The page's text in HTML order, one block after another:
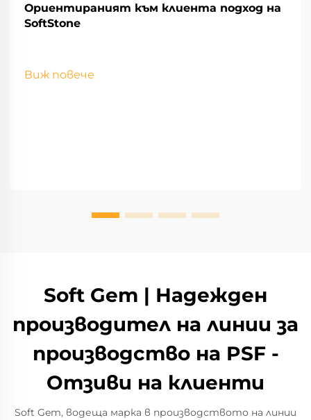
Ориентираният към клиента подход на
SoftStone
Виж повече
Soft Gem | Надежден
производител на линии за
производство на PSF -
Отзиви на клиенти
Soft Gem, водеща марка в производството на линии